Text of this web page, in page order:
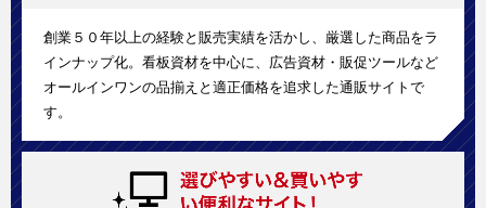
創業５０年以上の経験と販売実績を活かし、厳選した商品をラ
インナップ化。看板資材を中心に、広告資材・販促ツールなど
オールインワンの品揃えと適正価格を追求した通販サイトで
す。